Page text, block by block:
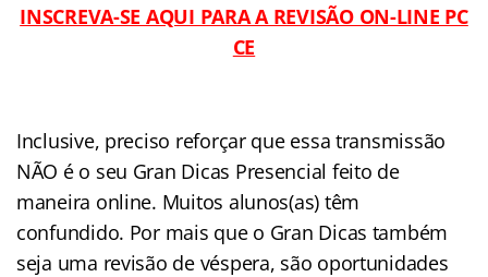
INSCREVA-SE AQUI PARA A REVISÃO ON-LINE PC
CE
Inclusive, preciso reforçar que essa transmissão
NÃO é o seu Gran Dicas Presencial feito de
maneira online. Muitos alunos(as) têm
confundido. Por mais que o Gran Dicas também
seja uma revisão de véspera, são oportunidades